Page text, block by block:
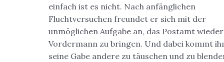
einfach ist es nicht. Nach anfänglichen
Fluchtversuchen freundet er sich mit der
unmöglichen Aufgabe an, das Postamt
Vordermann zu bringen. Und dabei kommt
seine Gabe andere zu täuschen und zu